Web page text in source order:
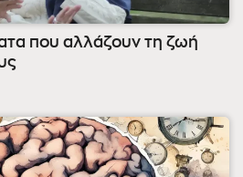
που αλλάζουν τη ζωή